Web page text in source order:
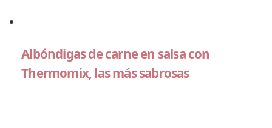
Albóndigas de carne en salsa con
Thermomix, las más sabrosas